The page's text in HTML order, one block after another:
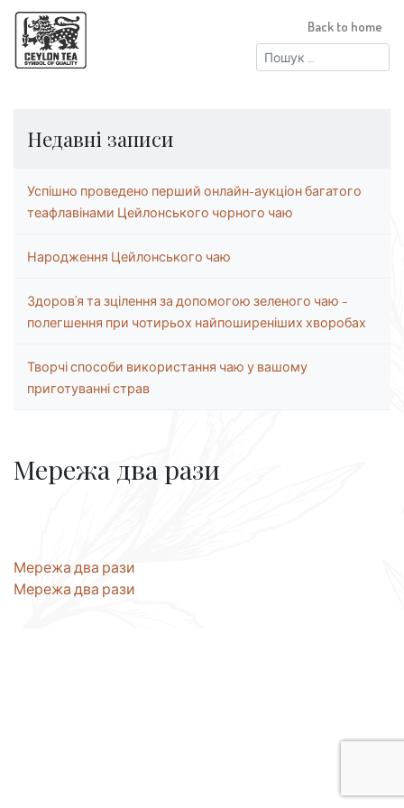
Пошук:
Back to home
Недавні записи
Успішно проведено перший онлайн-аукціон багатого
теафлавінами Цейлонського чорного чаю
Народження Цейлонського чаю
Здоров’я та зцілення за допомогою зеленого чаю –
полегшення при чотирьох найпоширеніших хворобах
Творчі способи використання чаю у вашому
приготуванні страв
Мережа два рази
Навігація
записів
Мережа два рази
Мережа два рази